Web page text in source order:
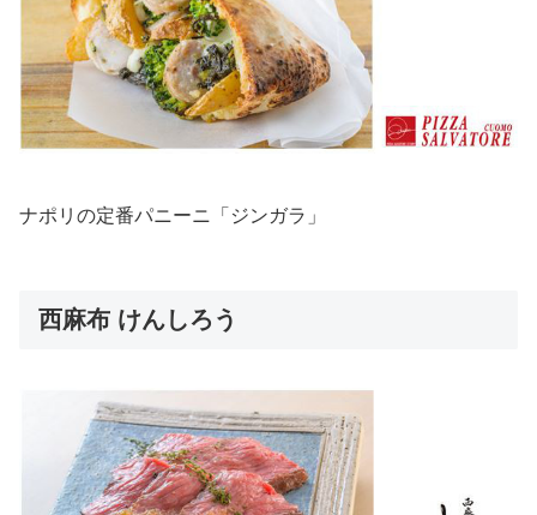
ナポリの定番パニーニ「ジンガラ」
西麻布 けんしろう